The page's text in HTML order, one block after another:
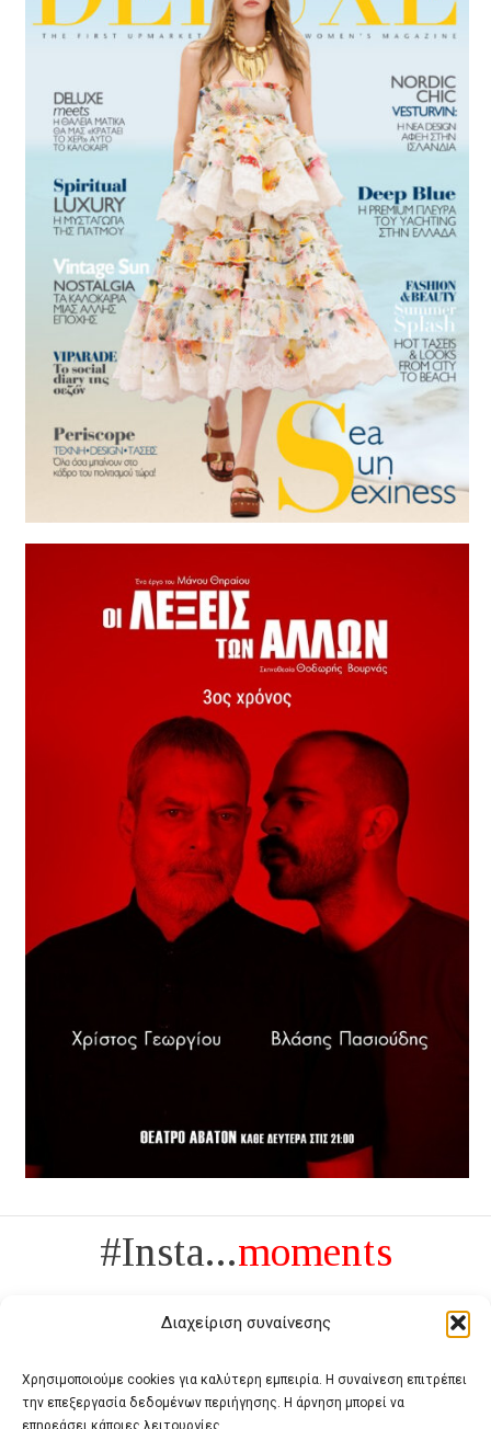
Διαχείριση συναίνεσης
Χρησιμοποιούμε cookies για καλύτερη εμπειρία. Η συναίνεση επιτρέπει
την επεξεργασία δεδομένων περιήγησης. Η άρνηση μπορεί να
επηρεάσει κάποιες λειτουργίες.
#Insta...moments
Πολυτέλεια δεν είναι το αντίθετο της ανέχειας, είναι το αντίθετο της